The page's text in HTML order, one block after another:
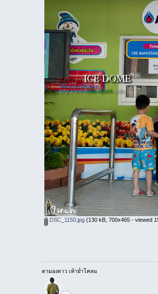
DSC_1150.jpg(130 kB, 700x465 - viewed
ตามองดาว เท้าย่ำโคลน